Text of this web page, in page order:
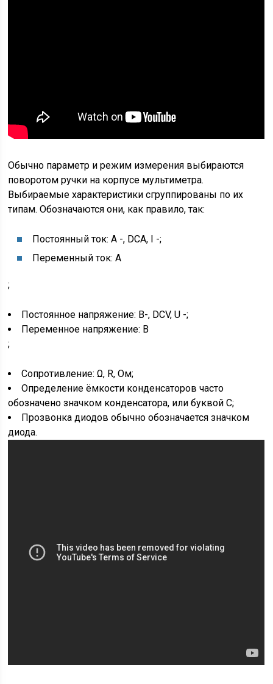
Обычно параметр и режим измерения выбираются
поворотом ручки на корпусе мультиметра.
Выбираемые характеристики сгруппированы по их
типам. Обозначаются они, как правило, так:
Постоянный ток: A -, DCA, I -;
Переменный ток: A
;
Постоянное напряжение: В-, DCV, U -;
Переменное напряжение: В
;
Сопротивление: Ω, R, Ом;
Определение ёмкости конденсаторов часто
обозначено значком конденсатора, или буквой С;
Прозвонка диодов обычно обозначается значком
диода.